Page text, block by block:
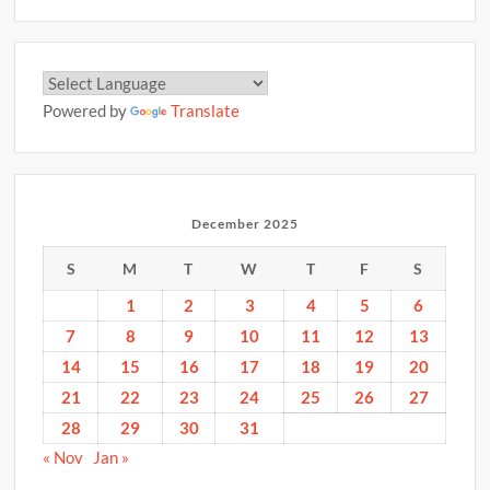
Powered by Translate
December 2025
S M T W T F S
1 2 3 4 5
6
7
8 9 10 11 12
13
14
15 16 17 18 19
20
21
22 23 24 25 26
27
28
29 30
31
« Nov
Jan »